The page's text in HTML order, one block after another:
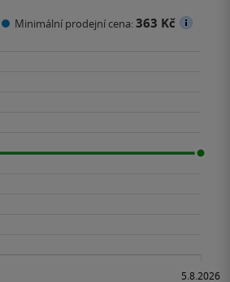
Minimální prodejní cena:363 Kč